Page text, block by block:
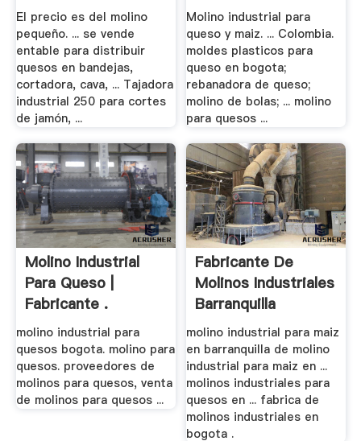
El precio es del molino
pequeño. ... se vende
entable para distribuir
quesos en bandejas,
cortadora, cava, ... Tajadora
industrial 250 para cortes
de jamón, ...
Molino industrial para
queso y maiz. ... Colombia.
moldes plasticos para
queso en bogota;
rebanadora de queso;
molino de bolas; ... molino
para quesos ...
Molino Industrial
Para Queso |
Fabricante .
molino industrial para
quesos bogota. molino para
quesos. proveedores de
molinos para quesos, venta
de molinos para quesos ...
Fabricante De
Molinos Industriales
Barranquilla
molino industrial para maiz
en barranquilla de molino
industrial para maiz en ...
molinos industriales para
quesos en ... fabrica de
molinos industriales en
bogota .